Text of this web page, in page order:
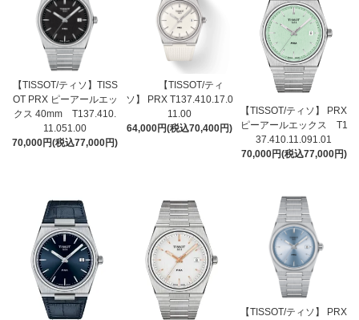
【TISSOT/ティソ】TISS
OT PRX ピーアールエッ
クス 40mm T137.410.
11.051.00
70,000円(税込77,000円)
【TISSOT/ティ
ソ】 PRX T137.410.17.0
11.00
64,000円(税込70,400円)
【TISSOT/ティソ】 PRX
ピーアールエックス T1
37.410.11.091.01
70,000円(税込77,000円)
【TISSOT/ティソ】 PRX